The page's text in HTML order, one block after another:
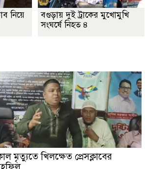
নিয়ে
বগুড়ায় দুই ট্রাকের মুখোমুখি
সংঘর্ষে নিহত ৪
মৃত্যুতে খিলক্ষেত প্রেসক্লাবের